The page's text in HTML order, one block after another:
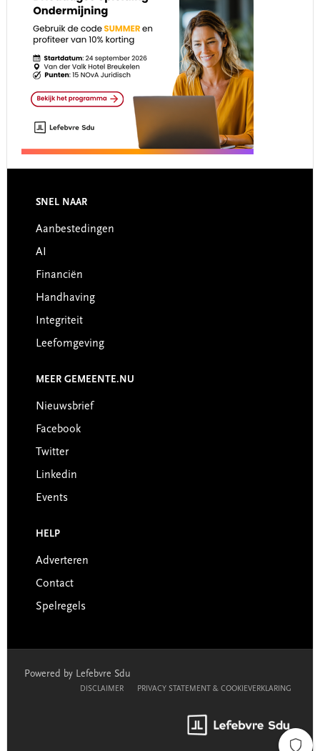
Footer
SNEL NAAR
Aanbestedingen
AI
Financiën
Handhaving
Integriteit
Leefomgeving
MEER GEMEENTE.NU
Nieuwsbrief
Facebook
Twitter
Linkedin
Events
HELP
Adverteren
Contact
Spelregels
Powered by Lefebvre Sdu
DISCLAIMER PRIVACY STATEMENT & COOKIEVERKLARING